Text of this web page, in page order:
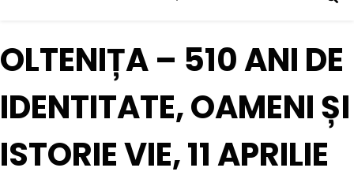
OLTENIȚA – 510 ANI DE
IDENTITATE, OAMENI ȘI
ISTORIE VIE, 11 APRILIE